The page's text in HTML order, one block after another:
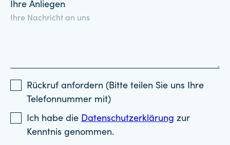
Ihre Anliegen
Rückruf anfordern (Bitte teilen Sie uns Ihre
Telefonnummer mit)
Ich habe die Datenschutzerklärung zur
Kenntnis genommen.